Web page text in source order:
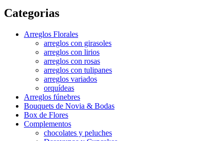
Categorias
Arreglos Florales
arreglos con girasoles
arreglos con lirios
arreglos con rosas
arreglos con tulipanes
arreglos variados
orquídeas
Arreglos fúnebres
Bouquets de Novia & Bodas
Box de Flores
Complementos
chocolates y peluches